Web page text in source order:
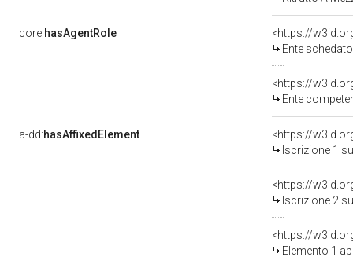
core:hasAgentRole
<https://
Ente
<https://
Ente competente per
a-dd:hasAffixedElement
<https://
Iscrizione 1
<https://
Iscrizione 2
<https://
Elemento 1